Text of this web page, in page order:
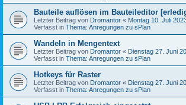
Bauteile auflösen im Bauteileditor
Letzter Beitrag von Dromantor « Montag 10. Juli
Verfasst in Thema: Anregungen zu sPlan
Wandeln in Mengentext
Letzter Beitrag von Dromantor « Dienstag 27. Juni
Verfasst in Thema: Anregungen zu sPlan
Hotkeys für Raster
Letzter Beitrag von Dromantor « Dienstag 27. Juni
Verfasst in Thema: Anregungen zu sPlan